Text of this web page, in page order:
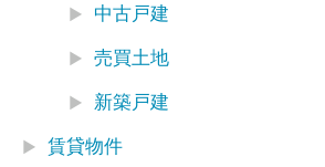
中古戸建
売買土地
新築戸建
賃貸物件